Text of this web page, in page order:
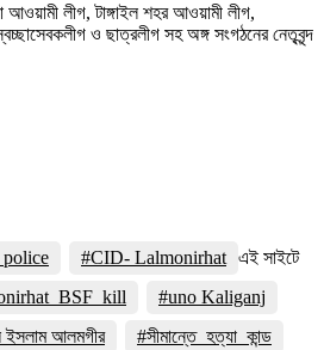
আওয়ামী লীগ, টাঙ্গাইল শহর আওয়ামী লীগ,
ও ছাত্রলীগ সহ অঙ্গ সংগঠনের নেতৃবৃন্দ
police
#CID- Lalmonirhat
#uno Kaliganj
ইসলাম আলমগীর
#সীমান্তে_হত্যা_কান্ড
এই সাইটে